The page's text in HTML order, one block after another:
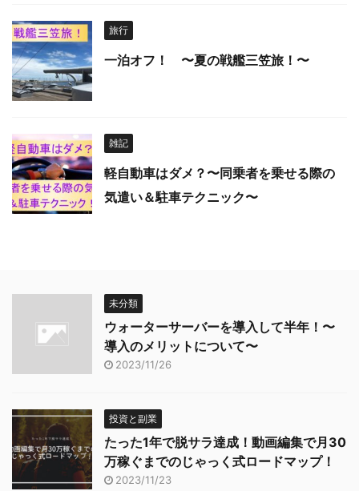
旅行
一泊オフ！ 〜夏の戦艦三笠旅！〜
雑記
軽自動車はダメ？〜同乗者を乗せる際の
気遣い＆駐車テクニック〜
未分類
ウォーターサーバーを導入して半年！〜
導入のメリットについて〜
2023/11/26
投資と副業
たった1年で脱サラ達成！動画編集で月30
万稼ぐまでのじゃっく式ロードマップ！
2023/11/23